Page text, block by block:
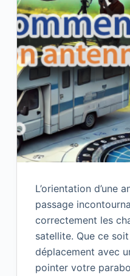
L’orientation d’une
passage
correctement les
satellite. Que ce
déplacement avec
pointer votre